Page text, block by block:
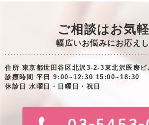
ご相談はお気
幅広いお悩みにお応え
住所 東京都世田谷区北沢3-2-3東北沢医療ビ
診療時間 平日 9:00~12:30 15:00~18:30
休診日 水曜日・日曜日・祝日